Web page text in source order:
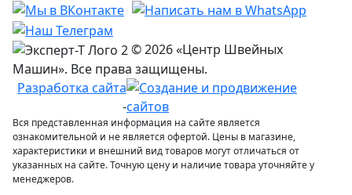
© 2026 «Центр Швейных
Машин». Все права защищены.
Разработка сайта
-
Вся представленная информация на сайте является
ознакомительной и не является офертой. Цены в магазине,
характеристики и внешний вид товаров могут отличаться от
указанных на сайте. Точную цену и наличие товара уточняйте у
менеджеров.